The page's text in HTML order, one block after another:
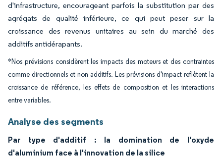
d'infrastructure, encourageant parfois la substitution par des
agrégats de qualité inférieure, ce qui peut peser sur la
croissance des revenus unitaires au sein du marché des
additifs antidérapants.
*Nos prévisions considèrent les impacts des moteurs et des contraintes
comme directionnels et non additifs. Les prévisions d'impact reflètent la
croissance de référence, les effets de composition et les interactions
entre variables.
Analyse des segments
Par type d'additif : la domination de l'oxyde
d'aluminium face à l'innovation de la silice